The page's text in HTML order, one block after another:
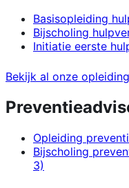
Basisopleiding
Bijscholing
Initiatie eerste
Bekijk al onze
Opleiding
Bijscholing
3)